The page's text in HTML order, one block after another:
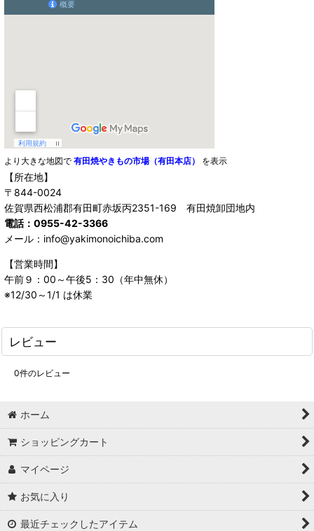
より大きな地図で 有田焼やきもの市場（有田本店） を表示
【所在地】
〒844-0024
佐賀県西松浦郡有田町赤坂丙2351-169 有田焼卸団地内
電話：0955-42-3366
メール：info@yakimonoichiba.com
【営業時間】
午前９：00～午後5：30（年中無休）
※12/30～1/1 は休業
レビュー
0件のレビュー
ホーム
ショッピングカート
マイページ
お気に入り
最近チェックしたアイテム